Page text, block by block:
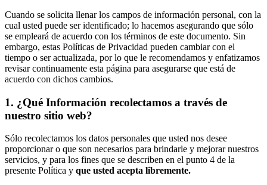
Cuando se solicita llenar los campos de información personal, con la
cual usted puede ser identificado; lo hacemos asegurando que sólo
se empleará de acuerdo con los términos de este documento. Sin
embargo, estas Políticas de Privacidad pueden cambiar con el
tiempo o ser actualizada, por lo que le recomendamos y enfatizamos
revisar continuamente esta página para asegurarse que está de
acuerdo con dichos cambios.
1. ¿Qué Información recolectamos a través de
nuestro sitio web?
Sólo recolectamos los datos personales que usted nos desee
proporcionar o que son necesarios para brindarle y mejorar nuestros
servicios, y para los fines que se describen en el punto 4 de la
presente Política y que usted acepta libremente.